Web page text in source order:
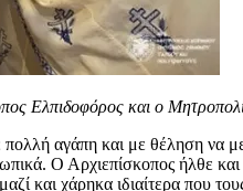
Ελπιδοφόρος και ο
αγάπη και με θέληση να
Ο Αρχιεπίσκοπος ήλθε
και χάρηκα ιδιαίτερα που